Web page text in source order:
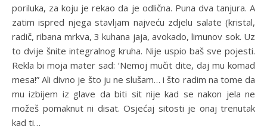
poriluka, za koju je rekao da je odlična. Puna dva tanjura. A
zatim ispred njega stavljam najveću zdjelu salate (kristal,
radič, ribana mrkva, 3 kuhana jaja, avokado, limunov sok. Uz
to dvije šnite integralnog kruha. Nije uspio baš sve pojesti.
Rekla bi moja mater sad: ‘Nemoj mučit dite, daj mu komad
mesa!” Ali divno je što ju ne slušam… i što radim na tome da
mu izbijem iz glave da biti sit nije kad se nakon jela ne
možeš pomaknut ni disat. Osjećaj sitosti je onaj trenutak
kad ti…